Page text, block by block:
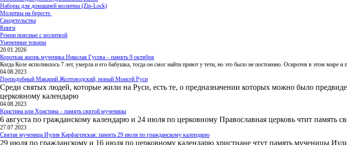
Наборы для домашней молитвы (Zip-Lock)
Молитвы на бересте.
Свидетельства
Книги
Ремни поясные с молитвой
Уцененные товары
20.01.2026
Короткая жизнь мученика Николая Гусева – память 9 октября
Когда Коле исполнилось 7 лет, умерла и его бабушка, тогда он смог найти приют у тети, но это было не постоянно. Осиротев в этом
04.08.2023
Преподобный Макарий Желтоводский, новый Моисей Руси
Среди святых людей, которые жили на Руси, есть те, о предназначении которых можно было
церковному календарю
04.08.2023
Кристина или Христина – память святой мученицы
6 августа по гражданскому календарю и 24 июля по церковному Православная церковь чтит память
27.07.2023
Святая мученица Иулия Карфагенская: память 29 июля по гражданскому календарю
29 июля по гражданскому и 16 июля по церковному календарю христиане чтут память мученицы